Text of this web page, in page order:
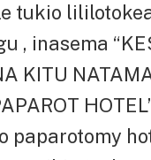
tukio
, inasema
KITU
paparotomy